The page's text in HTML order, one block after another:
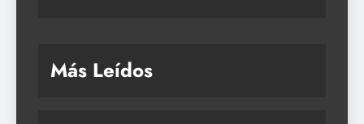
Más Leídos